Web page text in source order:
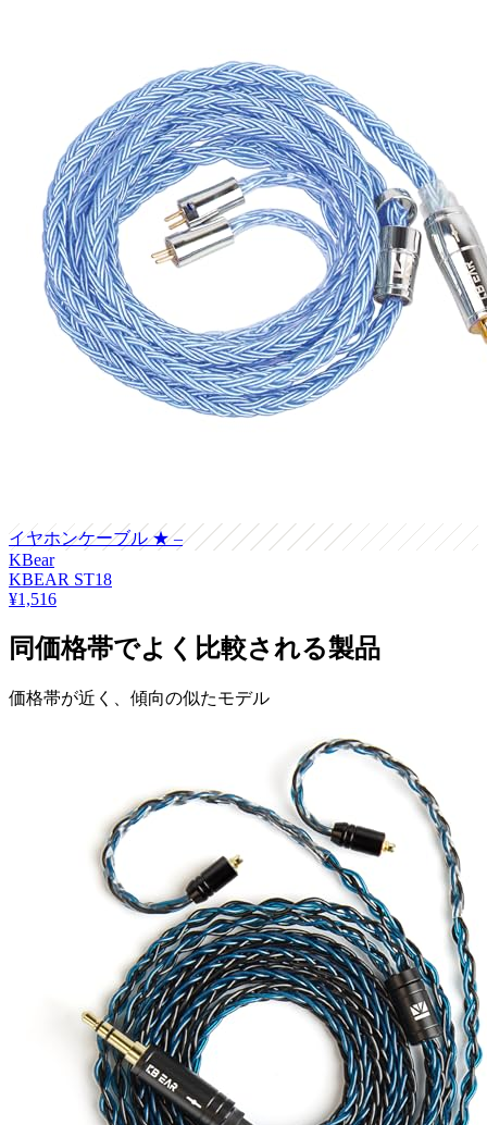
イヤホンケーブル ★ –
KBear
KBEAR ST18
¥1,516
同価格帯でよく比較される製品
価格帯が近く、傾向の似たモデル